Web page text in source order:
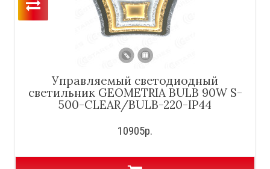
Управляемый светодиодный
светильник GEOMETRIA BULB 90W S-
500-CLEAR/BULB-220-IP44
10905р.